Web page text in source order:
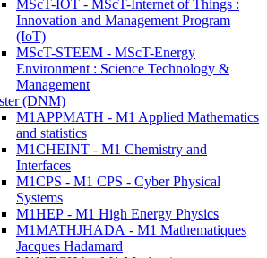
MScT-IOT - MScT-Internet of Things :
Innovation and Management Program
(IoT)
MScT-STEEM - MScT-Energy
Environment : Science Technology &
Management
(DNM)
M1APPMATH - M1 Applied Mathematics
and statistics
M1CHEINT - M1 Chemistry and
Interfaces
M1CPS - M1 CPS - Cyber Physical
Systems
M1HEP - M1 High Energy Physics
M1MATHJHADA - M1 Mathematiques
Jacques Hadamard